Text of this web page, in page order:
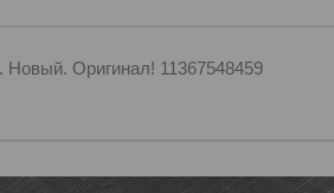
Новый. Оригинал! 11367548459